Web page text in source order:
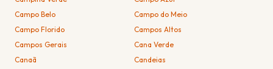
Campo Belo
Campo do Meio
Campo Florido
Campos Altos
Campos Gerais
Cana Verde
Canaã
Candeias